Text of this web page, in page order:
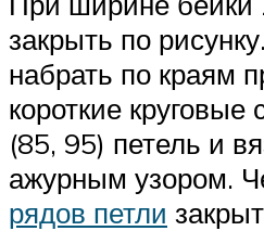
закрыть по
набрать по краям
короткие
(85, 95) петель и
ажурным узором.
рядов петли